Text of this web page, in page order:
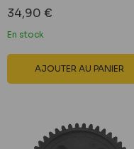
Prix
réduit
34,90 €
En stock
AJOUTER AU PANIER